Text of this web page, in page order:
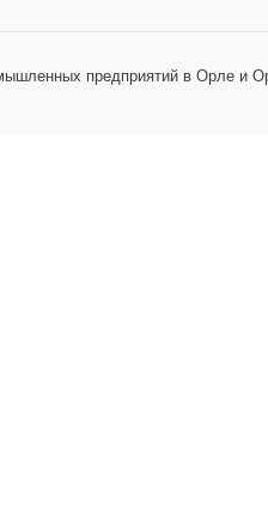
предприятий в Орле и